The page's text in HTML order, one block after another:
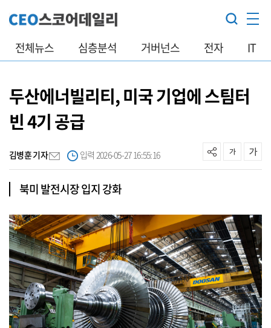
전체뉴스 심층분석 거버넌스 전자 IT
두산에너빌리티, 미국 기업에 스팀터
빈 4기 공급
김병훈 기자 입력 2026-05-27 16:55:16
북미 발전시장 입지 강화